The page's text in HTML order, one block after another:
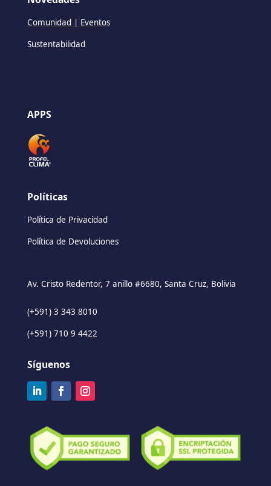
Comunidad | Eventos
Sustentabilidad
APPS
Políticas
Política de Privacidad
Política de Devoluciones
Av. Cristo Redentor, 7 anillo #6680, Santa Cruz, Bolivia
(+591) 3 343 8010
(+591) 710 9 4422
Síguenos